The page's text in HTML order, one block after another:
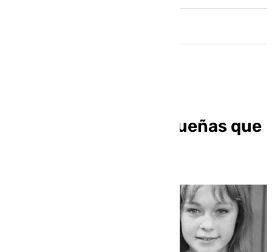
Cinco mujeres malagueñas que